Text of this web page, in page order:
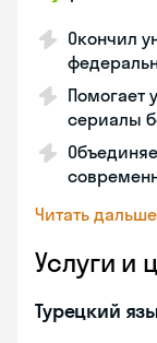
Окончил
Помогает
сериалы
Читать дальше
Услуги и
Турецкий